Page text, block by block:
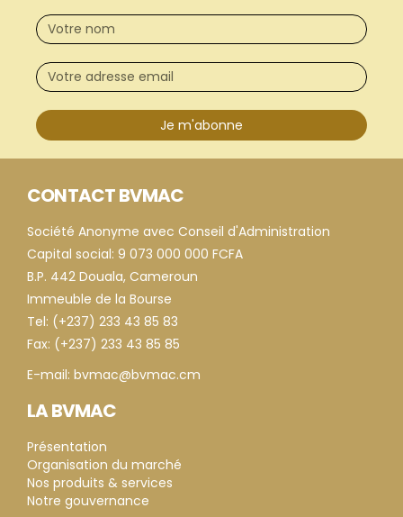
Je m'abonne
CONTACT BVMAC
Société Anonyme avec Conseil d'Administration
Capital social: 9 073 000 000 FCFA
B.P. 442 Douala, Cameroun
Immeuble de la Bourse
Tel: (+237) 233 43 85 83
Fax: (+237) 233 43 85 85
E-mail: bvmac@bvmac.cm
LA BVMAC
Présentation
Organisation du marché
Nos produits & services
Notre gouvernance